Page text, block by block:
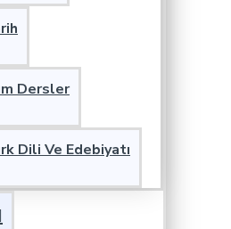
Dersler
Dili Ve Edebiyatı